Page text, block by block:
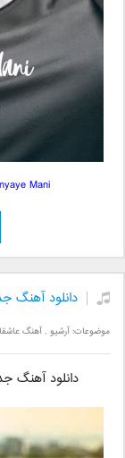
Mani
دانلود آهنگ
موضوعات:آرشیو ,آهنگ
دانلود آهنگ